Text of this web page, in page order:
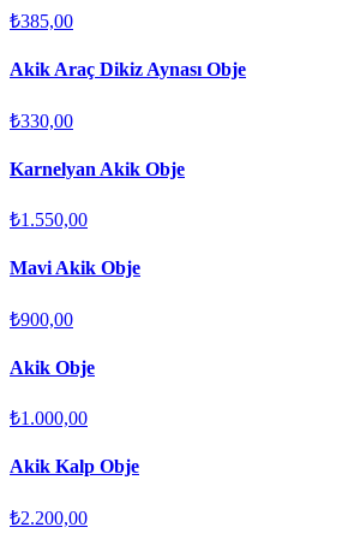
₺385,00
Akik Araç Dikiz Aynası Obje
₺330,00
Karnelyan Akik Obje
₺1.550,00
Mavi Akik Obje
₺900,00
Akik Obje
₺1.000,00
Akik Kalp Obje
₺2.200,00